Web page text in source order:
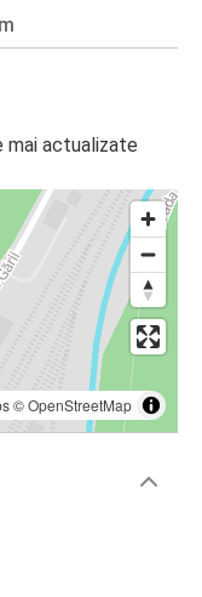
mai actualizate
©OpenStreetMap